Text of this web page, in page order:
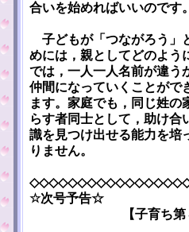
合いを始めればいいのです
子どもが「つながろう」
めには，親としてどのよう
では，一人一人名前が違う
仲間になっていくことがで
ます。家庭でも，同じ姓の
らす者同士として，助け合
識を見つけ出せる能力を培
りません。
☆次号予告☆
【子育ち